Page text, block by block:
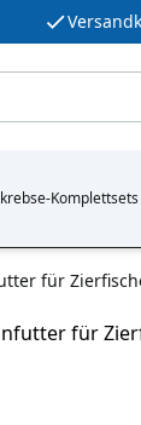
Komplettsets
für